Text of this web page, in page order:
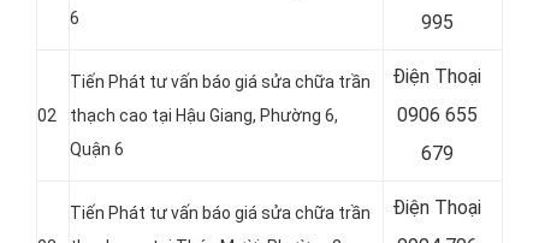
6
995
02
Tiến Phát tư vấn báo giá sửa chữa trần
thạch cao tại Hậu Giang, Phường 6,
Quận 6
Điện Thoại
0906 655
679
Tiến Phát tư vấn báo giá sửa chữa trần
Điện Thoại